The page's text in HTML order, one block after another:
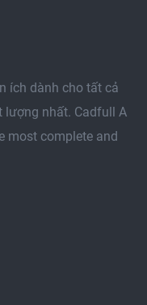
ích dành cho tất cả
lượng nhất. Cadfull A
most complete and